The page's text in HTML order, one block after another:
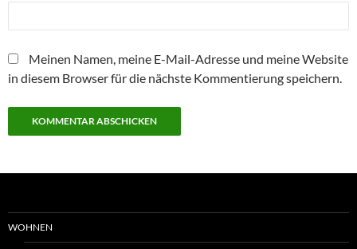
Meinen Namen, meine E-Mail-Adresse und meine Website
in diesem Browser für die nächste Kommentierung speichern.
WOHNEN